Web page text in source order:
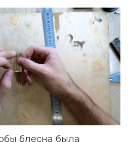
блесна была